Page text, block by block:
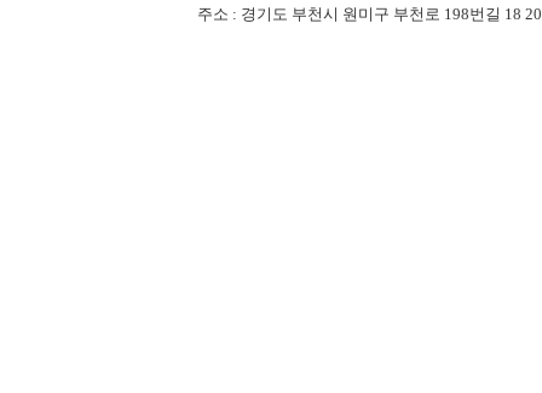
주소 : 경기도 부천시 원미구 부천로 198번길